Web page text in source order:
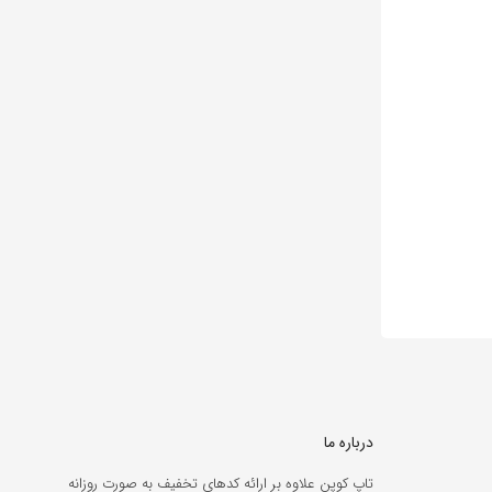
درباره ما
تاپ کوپن علاوه بر ارائه کدهای تخفیف به صورت روزانه